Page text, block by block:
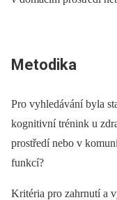
Metodika
Pro vyhledávání byla
kognitivní trénink u
prostředí nebo v
funkcí?
Kritéria pro zahrnutí a